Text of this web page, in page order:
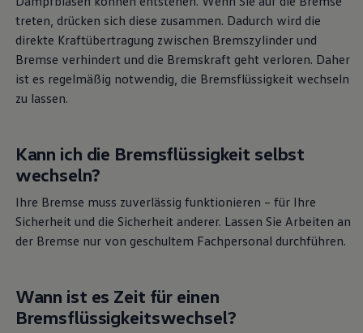
Magazin
Lifestyle
Transport
Familie
Elektromobilität
Volkswagen R
Pannen- und Unfallhilfe
treten, drücken sich diese zusammen. Dadurch wird die
direkte Kraftübertragung zwischen Bremszylinder und
Bremse verhindert und die Bremskraft geht verloren. Daher
ist es regelmäßig notwendig, die Bremsflüssigkeit wechseln
zu lassen.
Kann ich die Bremsflüssigkeit selbst
wechseln?
Ihre Bremse muss zuverlässig funktionieren – für Ihre
Sicherheit und die Sicherheit anderer. Lassen Sie Arbeiten an
der Bremse nur von geschultem Fachpersonal durchführen.
Wann ist es Zeit für einen
Bremsflüssigkeitswechsel?